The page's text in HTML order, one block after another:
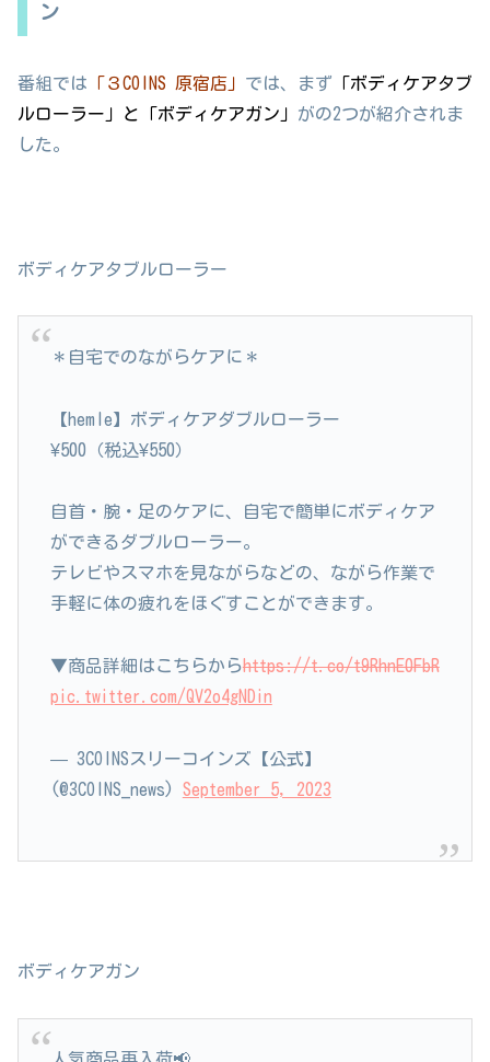
ン
番組では 「３COINS 原宿店」 では、まず 「ボディケアタブ
ルローラー」と「ボディケアガン」 がの2つが紹介されま
した。
ボディケアタブルローラー
＊自宅でのながらケアに＊
【hemle】ボディケアダブルローラー
¥500（税込¥550）
自首・腕・足のケアに、自宅で簡単にボディケア
ができるダブルローラー。
テレビやスマホを見ながらなどの、ながら作業で
手軽に体の疲れをほぐすことができます。
▼商品詳細はこちらからhttps://t.co/t9RhnE0FbR
pic.twitter.com/QV2o4gNDin
— 3COINSスリーコインズ【公式】
(@3COINS_news) September 5, 2023
ボディケアガン